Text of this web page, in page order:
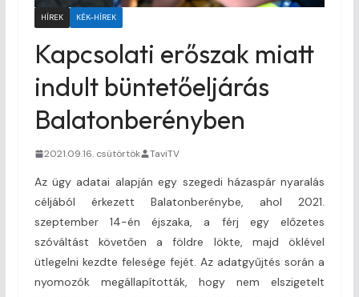
HÍREK KÉK-HÍREK
Kapcsolati erőszak miatt
indult büntetőeljárás
Balatonberényben
2021.09.16. csütörtök TaviTV
Az ügy adatai alapján egy szegedi házaspár nyaralás
céljából érkezett Balatonberénybe, ahol 2021.
szeptember 14-én éjszaka, a férj egy előzetes
szóváltást követően a földre lökte, majd öklével
ütlegelni kezdte felesége fejét. Az adatgyűjtés során a
nyomozók megállapították, hogy nem elszigetelt